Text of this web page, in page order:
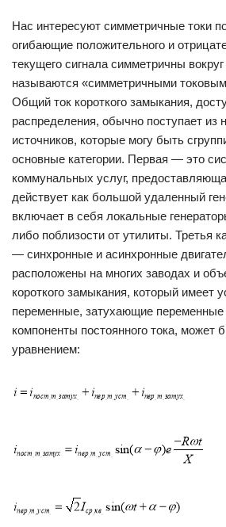
Нас интересуют симметричные токи
огибающие положительного и
текущего сигнала симметричны
называются «симметричными
Общий ток короткого замыкания,
распределения, обычно поступает из
источников, которые могу быть
основные категории. Первая — это
коммунальных услуг,
действует как большой удаленный
включает в себя локальные
либо поблизости от утилиты. Третья
— синхронные и асинхронные
расположены на многих заводах и
короткого замыкания, который имеет
переменные, затухающие
компоненты постоянного тока, может
уравнением: